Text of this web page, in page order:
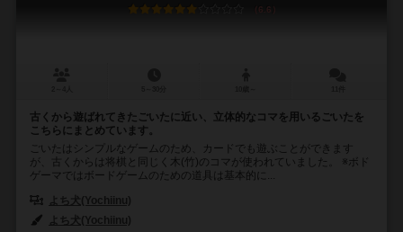
6.6
古くから遊ばれてきたごいたに近い、立体的なコマを用いるごいたを
こちらにまとめています。
ごいたはシンプルなゲームのため、カードでも遊ぶことができます
が、古くからは将棋と同じく木(竹)のコマが使われていました。 ※ボド
ゲーマではボードゲームのための道具は基本的に...
よち犬(Yochiinu)
よち犬(Yochiinu)